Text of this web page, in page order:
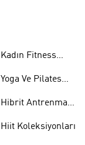
Aksesuarları
Kadın Fitness
Yoga Ve Pilates
Hibrit Antrenman
Hiit Koleksiyonları